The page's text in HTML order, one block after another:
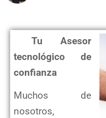
Tu Asesor
tecnológico de
confianza
Muchos de
nosotros,